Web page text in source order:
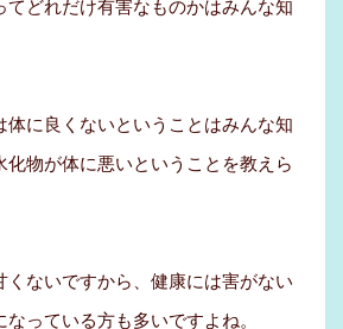
てどれだけ有害なものかはみんな知
体に良くないということはみんな知
化物が体に悪いということを教えら
くないですから、健康には害がない
っている方も多いですよね。